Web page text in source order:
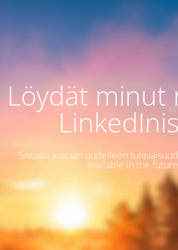
Löydät minut
Sivusto avataan uudelleen
available in the